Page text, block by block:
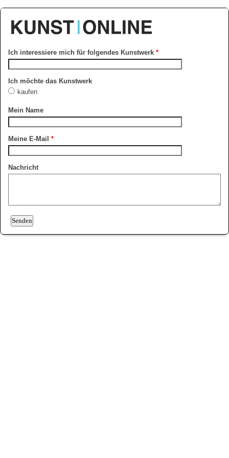
Ich interessiere mich für folgendes Kunstwerk *
Ich möchte das Kunstwerk
kaufen
Mein Name
Meine E-Mail *
Nachricht